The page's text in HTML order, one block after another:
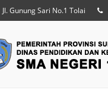
Jl. Gunung Sari No.1 Tolai